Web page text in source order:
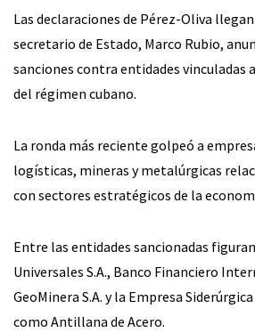
Las declaraciones de Pérez-Oliva llegan
secretario de Estado, Marco Rubio,
sanciones contra entidades vinculadas
del régimen cubano.
La ronda más reciente golpeó a
logísticas, mineras y metalúrgicas
con sectores estratégicos de la
Entre las entidades sancionadas
Universales S.A., Banco Financiero
GeoMinera S.A. y la Empresa
como Antillana de Acero.